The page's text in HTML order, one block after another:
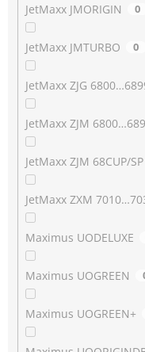
JetMaxx JMORIGIN 0
JetMaxx JMTURBO 0
JetMaxx ZJG
JetMaxx ZJM
JetMaxx ZJM 68CUP/SP
JetMaxx ZXM
Maximus UODELUXE
Maximus UOGREEN
Maximus UOGREEN+